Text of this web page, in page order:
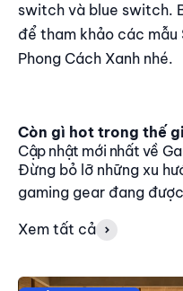
switch và blue switch.
để tham khảo các
Phong Cách Xanh nhé.
Còn gì hot trong thế
Cập nhật mới nhất về
Đừng bỏ lỡ những xu
gaming gear đang
Xem tất cả